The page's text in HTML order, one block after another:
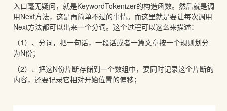
入口毫无疑问，就是KeywordTokenizer的构造函数。然后就是调
用Next方法，这是再简单不过的事情。而这里就是要让每次调用
Next方法都可以出来一个分词。这个过程可以这么来描述：
（1）、分词，把一句话，一段话或者一篇文章按一个规则划分
为N份；
（2）、把这N份片断存储到一个数组中，要同时记录这个片断的
内容，还要记录它相对开始位置的偏移；